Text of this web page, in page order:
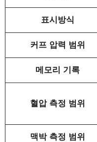
표시방식
커프 압력 범위
메모리 기록
혈압 측정 범위
맥박 측정 범위